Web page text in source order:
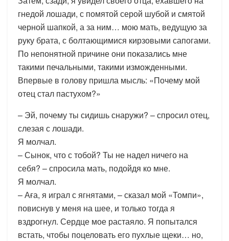
гнедой лошади, с помятой серой шубой и смятой
черной шапкой, а за ним… мою мать, ведущую за
руку брата, с болтающимися кирзовыми сапогами.
По непонятной причине они показались мне
такими печальными, такими изможденными.
Впервые в голову пришла мысль: «Почему мой
отец стал пастухом?»
– Эй, почему ты сидишь снаружи? – спросил отец,
слезая с лошади.
Я молчал.
– Сынок, что с тобой? Ты не надел ничего на
себя? – спросила мать, подойдя ко мне.
Я молчал.
– Аға, я играл с ягнятами, – сказал мой «Томпи»,
повиснув у меня на шее, и только тогда я
вздрогнул. Сердце мое растаяло. Я попытался
встать, чтобы поцеловать его пухлые щеки… но,